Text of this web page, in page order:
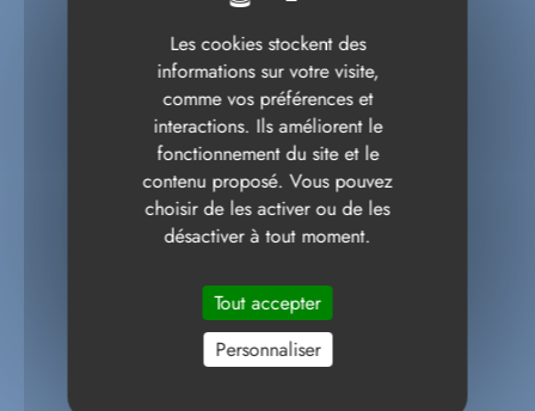
Les cookies stockent des
informations sur votre visite,
comme vos préférences et
interactions. Ils améliorent le
fonctionnement du site et le
contenu proposé. Vous pouvez
choisir de les activer ou de les
désactiver à tout moment.
Tout accepter
Personnaliser